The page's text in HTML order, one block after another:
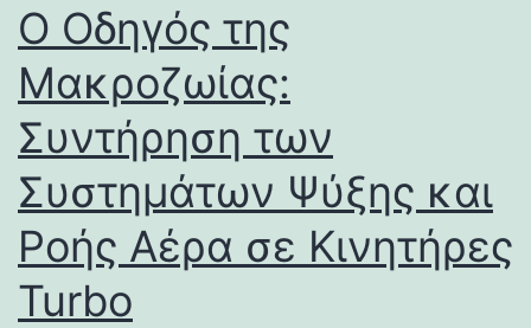
Ο Οδηγός της
Μακροζωίας:
Συντήρηση των
Συστημάτων Ψύξης και
Ροής Αέρα σε Κινητήρες
Turbo